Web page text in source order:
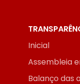
Inicial
Assembleia
Balanço das